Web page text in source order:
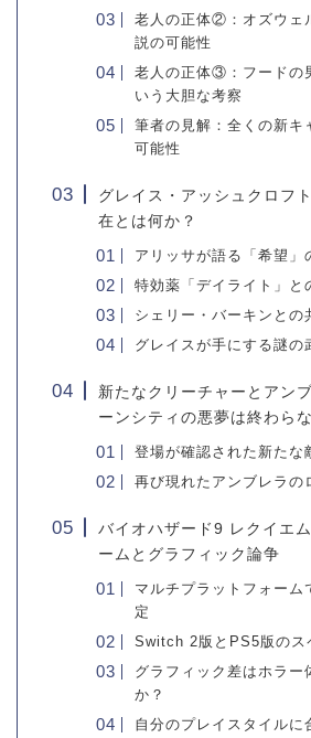
老人の正体②：オズウェ
説の可能性
老人の正体③：フードの
いう大胆な考察
筆者の見解：全くの新キ
可能性
グレイス・アッシュクロフ
在とは何か？
アリッサが語る「希望」
特効薬「デイライト」と
シェリー・バーキンとの
グレイスが手にする謎の
新たなクリーチャーとアン
ーンシティの悪夢は終わら
登場が確認された新たな
再び現れたアンブレラの
バイオハザード9 レクイエ
ームとグラフィック論争
マルチプラットフォーム
定
Switch 2版とPS5版のス
グラフィック差はホラー
か？
自分のプレイスタイルに